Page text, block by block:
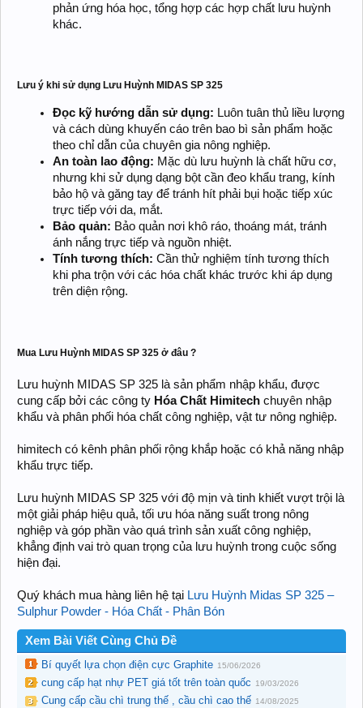
phản ứng hóa học, tổng hợp các hợp chất lưu huỳnh
khác.
Lưu ý khi sử dụng Lưu Huỳnh MIDAS SP 325
Đọc kỹ hướng dẫn sử dụng: Luôn tuân thủ liều lượng
và cách dùng khuyến cáo trên bao bì sản phẩm hoặc
theo chỉ dẫn của chuyên gia nông nghiệp.
An toàn lao động: Mặc dù lưu huỳnh là chất hữu cơ,
nhưng khi sử dụng dạng bột cần đeo khẩu trang, kính
bảo hộ và găng tay để tránh hít phải bụi hoặc tiếp xúc
trực tiếp với da, mắt.
Bảo quản: Bảo quản nơi khô ráo, thoáng mát, tránh
ánh nắng trực tiếp và nguồn nhiệt.
Tính tương thích: Cần thử nghiệm tính tương thích
khi pha trộn với các hóa chất khác trước khi áp dụng
trên diện rộng.
Mua Lưu Huỳnh MIDAS SP 325 ở đâu ?
Lưu huỳnh MIDAS SP 325 là sản phẩm nhập khẩu, được
cung cấp bởi các công ty Hóa Chất Himitech chuyên nhập
khẩu và phân phối hóa chất công nghiệp, vật tư nông nghiệp.
himitech có kênh phân phối rộng khắp hoặc có khả năng nhập
khẩu trực tiếp.
Lưu huỳnh MIDAS SP 325 với độ mịn và tinh khiết vượt trội là
một giải pháp hiệu quả, tối ưu hóa năng suất trong nông
nghiệp và góp phần vào quá trình sản xuất công nghiệp,
khẳng định vai trò quan trọng của lưu huỳnh trong cuộc sống
hiện đại.
Quý khách mua hàng liên hệ tại Lưu Huỳnh Midas SP 325 –
Sulphur Powder - Hóa Chất - Phân Bón
Xem Bài Viết Cùng Chủ Đề
Bí quyết lựa chọn điện cực Graphite 15/06/2026
cung cấp hạt nhự PET giá tốt trên toàn quốc 19/03/2026
Cung cấp cầu chì trung thế , cầu chì cao thế 14/08/2025